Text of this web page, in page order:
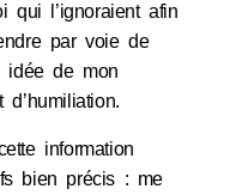
qui l’ignoraient afin
par voie de
idée de mon
information
bien précis : me